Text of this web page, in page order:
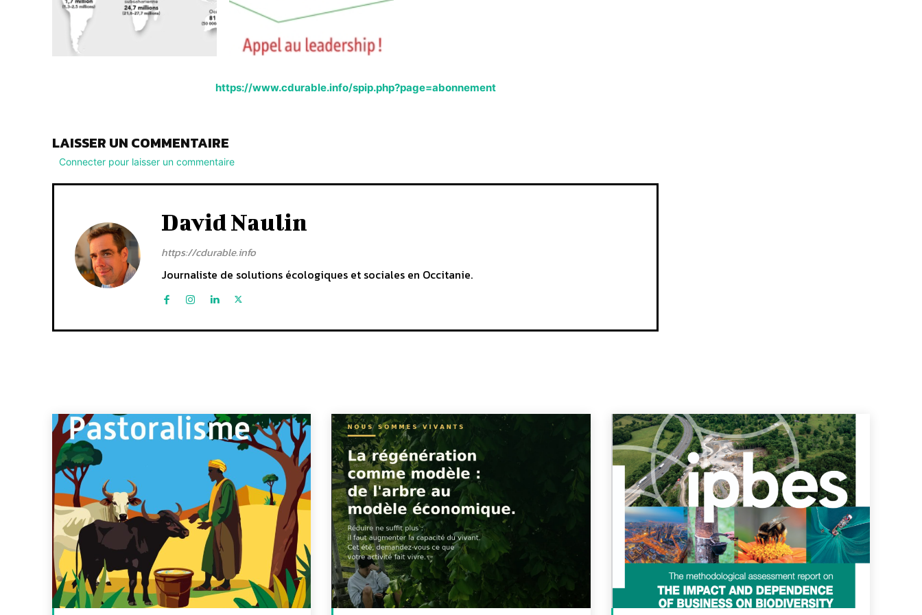
https://www.cdurable.info/spip.php?page=abonnement
LAISSER UN COMMENTAIRE
Connecter pour laisser un commentaire
David Naulin
https://cdurable.info
Journaliste de solutions écologiques et sociales en Occitanie.